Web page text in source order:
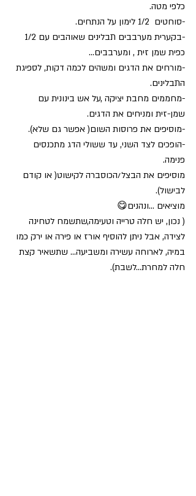
כלפי מטה.
-סוחטים  1/2 לימון על הנתחים.
כפית שמן זית , ומערבבים…
-מורחים את הדגים ומשהים לכמה דקות, לספיגת
התבלינים.
-מחממים מחבת יציקה ,על אש בינונית עם
שמן-זית ומניחים את הדגים.
-מוסיפים את פרוסות השום( אפשר גם שלא).
-הופכים לצד השני, עד ששולי הדג מתכנסים
פנימה.
מוסיפים את הבצל/הכוסברה לקישוט( או קודם
לבישול).
מוציאים …ונהנים😋
( נכון, יש חלה טרייה וטעימה,שתשמח לטחינה
לצידה, אבל ניתן להוסיף אורז או פירה או ירק כמו
במיה, לארוחה עשירה ומשביעה… שתשאיר קצת
חלה למחרת…לשבת).